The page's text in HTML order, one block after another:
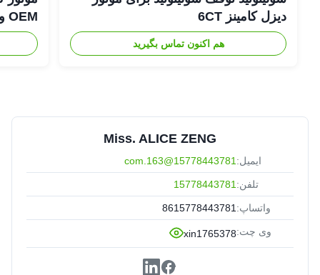
دیزل کامینز 6CT
هم اکنون تماس بگیرید
OEM و جدید Shutoff
Miss. ALICE ZENG
ایمیل:15778443781@163.com
تلفن:15778443781
واتساپ:8615778443781
وی چت:xin1765378